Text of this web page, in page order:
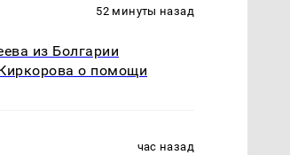
52 минуты назад
из Болгарии
о помощи
час назад